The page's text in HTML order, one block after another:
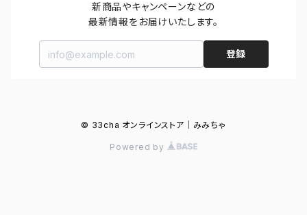
新商品やキャンペーンなどの
最新情報をお届けいたします。
登録
© 33cha オンラインストア｜みみちゃ
Powered by